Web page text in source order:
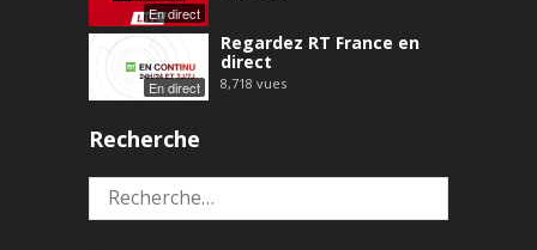
En direct
En direct
Regardez RT France en
direct
8,718 vues
Recherche
Rechercher :